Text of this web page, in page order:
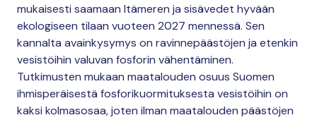
mukaisesti saamaan Itämeren ja sisävedet hyvään
ekologiseen tilaan vuoteen 2027 mennessä. Sen
kannalta avainkysymys on ravinnepäästöjen ja etenkin
vesistöihin valuvan fosforin vähentäminen.
Tutkimusten mukaan maatalouden osuus Suomen
ihmisperäisestä fosforikuormituksesta vesistöihin on
kaksi kolmasosaa, joten ilman maatalouden päästöjen